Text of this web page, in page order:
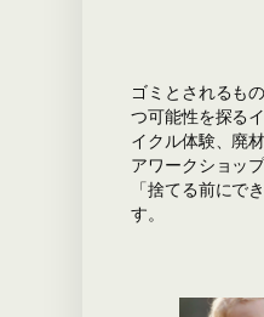
ゴミとされるも
つ可能性を探る
イクル体験、廃
アワークショッ
「捨てる前にで
す。